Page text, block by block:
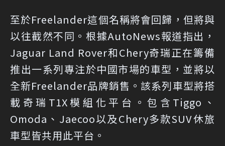
至於Freelander這個名稱將會回歸，但將與
以往截然不同。根據AutoNews報道指出，
Jaguar Land Rover和Chery奇瑞正在籌備
推出一系列專注於中國市場的車型，並將以
全新Freelander品牌銷售。該系列車型將搭
載奇瑞T1X模組化平台。包含Tiggo、
Omoda、Jaecoo以及Chery多款SUV休旅
車型皆共用此平台。